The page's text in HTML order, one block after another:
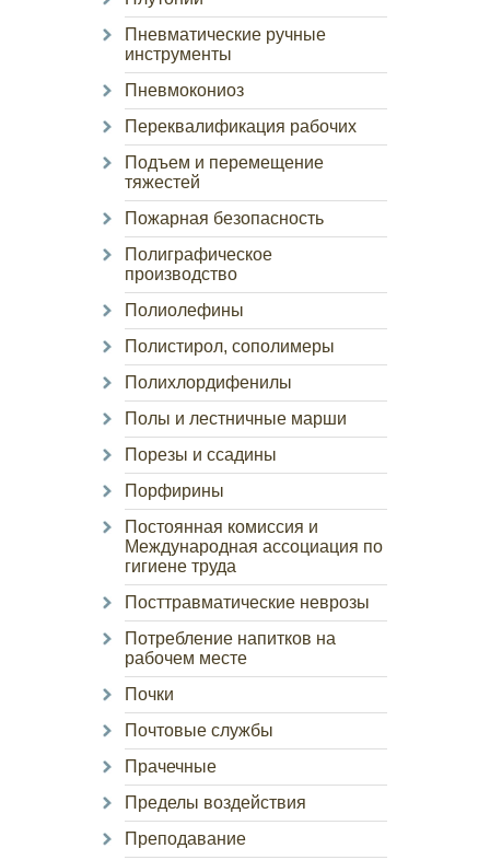
Пневматические ручные
инструменты
Пневмокониоз
Переквалификация рабочих
Подъем и перемещение
тяжестей
Пожарная безопасность
Полиграфическое
производство
Полиолефины
Полистирол, сополимеры
Полихлордифенилы
Полы и лестничные марши
Порезы и ссадины
Порфирины
Постоянная комиссия и
Международная ассоциация по
гигиене труда
Посттравматические неврозы
Потребление напитков на
рабочем месте
Почки
Почтовые службы
Прачечные
Пределы воздействия
Преподавание